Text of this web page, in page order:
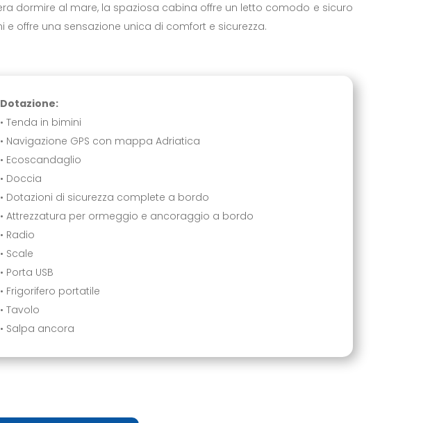
dormire al mare, la spaziosa cabina offre un letto comodo e sicuro
offre una sensazione unica di comfort e sicurezza.
Dotazione:
• Tenda in bimini
• Navigazione GPS con mappa Adriatica
• Ecoscandaglio
• Doccia
• Dotazioni di sicurezza complete a bordo
• Attrezzatura per ormeggio e ancoraggio a bordo
• Radio
• Scale
• Porta USB
• Frigorifero portatile
• Tavolo
• Salpa ancora